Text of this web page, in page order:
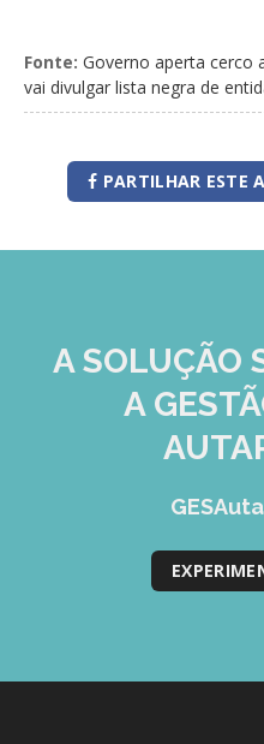
Fonte: Governo aperta cerco
vai divulgar lista negra de
PARTILHAR ESTE
A SOLUÇÃO
A